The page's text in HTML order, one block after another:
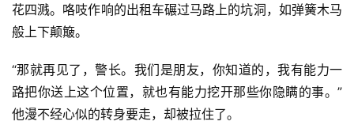
零
重
科
幻
征
花四溅。咯吱作响的出租车碾过马路上的坑洞，如弹簧木马
般上下颠簸。
“那就再见了，警长。我们是朋友，你知道的，我有能力一
路把你送上这个位置，就也有能力挖开那些你隐瞒的事。”
他漫不经心似的转身要走，却被拉住了。